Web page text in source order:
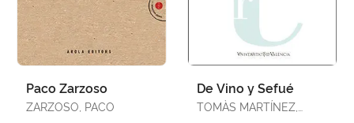
Paco Zarzoso
ZARZOSO, PACO
De Vino y Sefué
TOMÀS MARTÍNEZ,